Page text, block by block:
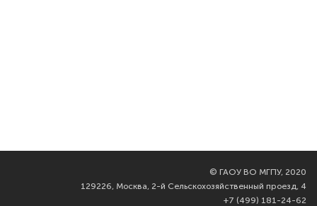
© ГАОУ ВО МГПУ, 2020
129226, Москва, 2-й Сельскохозяйственный проезд, 4
+7 (499) 181-24-62